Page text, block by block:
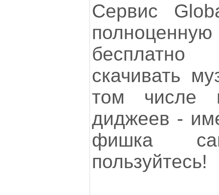
Сервис
скачивать
том числе
диджеев -
фишка
пользуйтесь!